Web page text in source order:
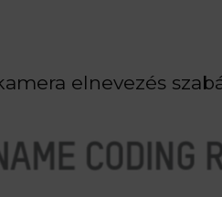
elnevezés